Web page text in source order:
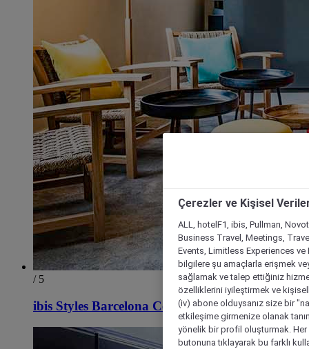
/ 5
ibis Styles Barcelona Centre
Çerezler ve Kişisel
ALL, hotelF1, ibis, Pullman,
Business Travel, Meetings,
Events, Limitless Experiences
bilgilere şu amaçlarla erişmek
sağlamak ve talep ettiğiniz
özelliklerini iyileştirmek ve
(iv) abone olduysanız size bir
etkileşime girmenize olanak
yönelik bir profil oluşturmak.
butonuna tıklayarak bu farklı